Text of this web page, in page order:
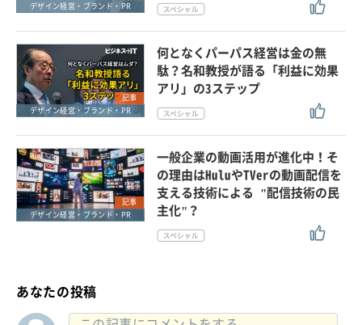
デザイン経営・ブランド・PR
記事
デザイン経営・ブランド・PR
何となくパーパス経営は金の無
駄？名和教授が語る「利益に効果
アリ」の3ステップ
記事
デザイン経営・ブランド・PR
一般企業の動画活用が進化中！そ
の理由はHuluやTVerの動画配信を
支える技術による "配信技術の民
主化"？
あなたの投稿